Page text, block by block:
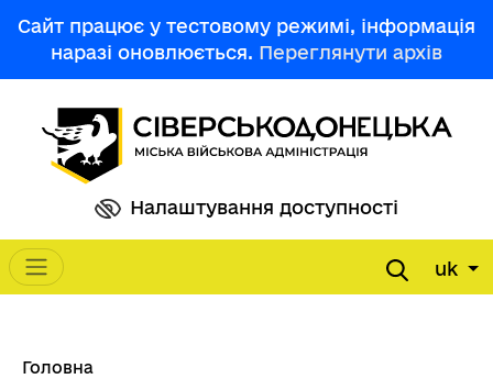
Сайт працює у тестовому режимі, інформація
наразі оновлюється. Переглянути архів
Налаштування доступності
Main navigation uk
Рядок навіґації
Головна